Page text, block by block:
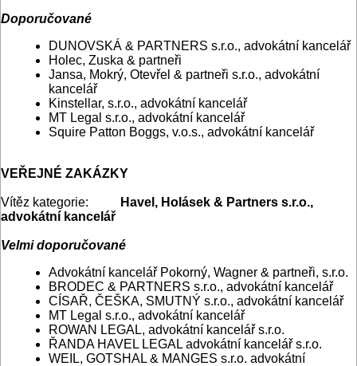
Doporučované
DUNOVSKÁ & PARTNERS s.r.o., advokátní kancelář
Holec, Zuska & partneři
Jansa, Mokrý, Otevřel & partneři s.r.o., advokátní
kancelář
Kinstellar, s.r.o., advokátní kancelář
MT Legal s.r.o., advokátní kancelář
Squire Patton Boggs, v.o.s., advokátní kancelář
VEŘEJNÉ ZAKÁZKY
Vítěz kategorie:
Havel, Holásek & Partners s.r.o.,
advokátní kancelář
Velmi doporučované
Advokátní kancelář Pokorný, Wagner & partneři, s.r.o.
BRODEC & PARTNERS s.r.o., advokátní kancelář
CÍSAŘ, ČEŠKA, SMUTNÝ s.r.o., advokátní kancelář
MT Legal s.r.o., advokátní kancelář
ROWAN LEGAL, advokátní kancelář s.r.o.
ŘANDA HAVEL LEGAL advokátní kancelář s.r.o.
WEIL, GOTSHAL & MANGES s.r.o. advokátní